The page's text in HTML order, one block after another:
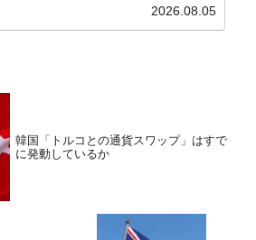
す。『国民の力』の朱晋佑（チュ・ジヌ）議員はそ
2026.08.05
韓国「トルコとの通貨スワップ」はすで
に発動しているか